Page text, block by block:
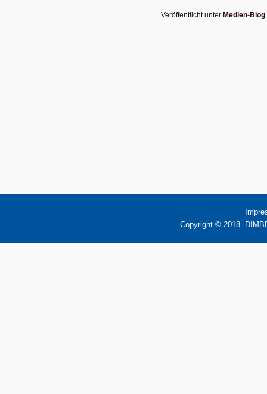
Veröffentlicht unter Medien-Blog
Copyright © 2018.